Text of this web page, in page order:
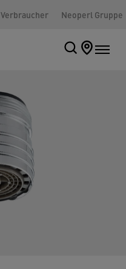
Verbraucher Neoperl Gruppe